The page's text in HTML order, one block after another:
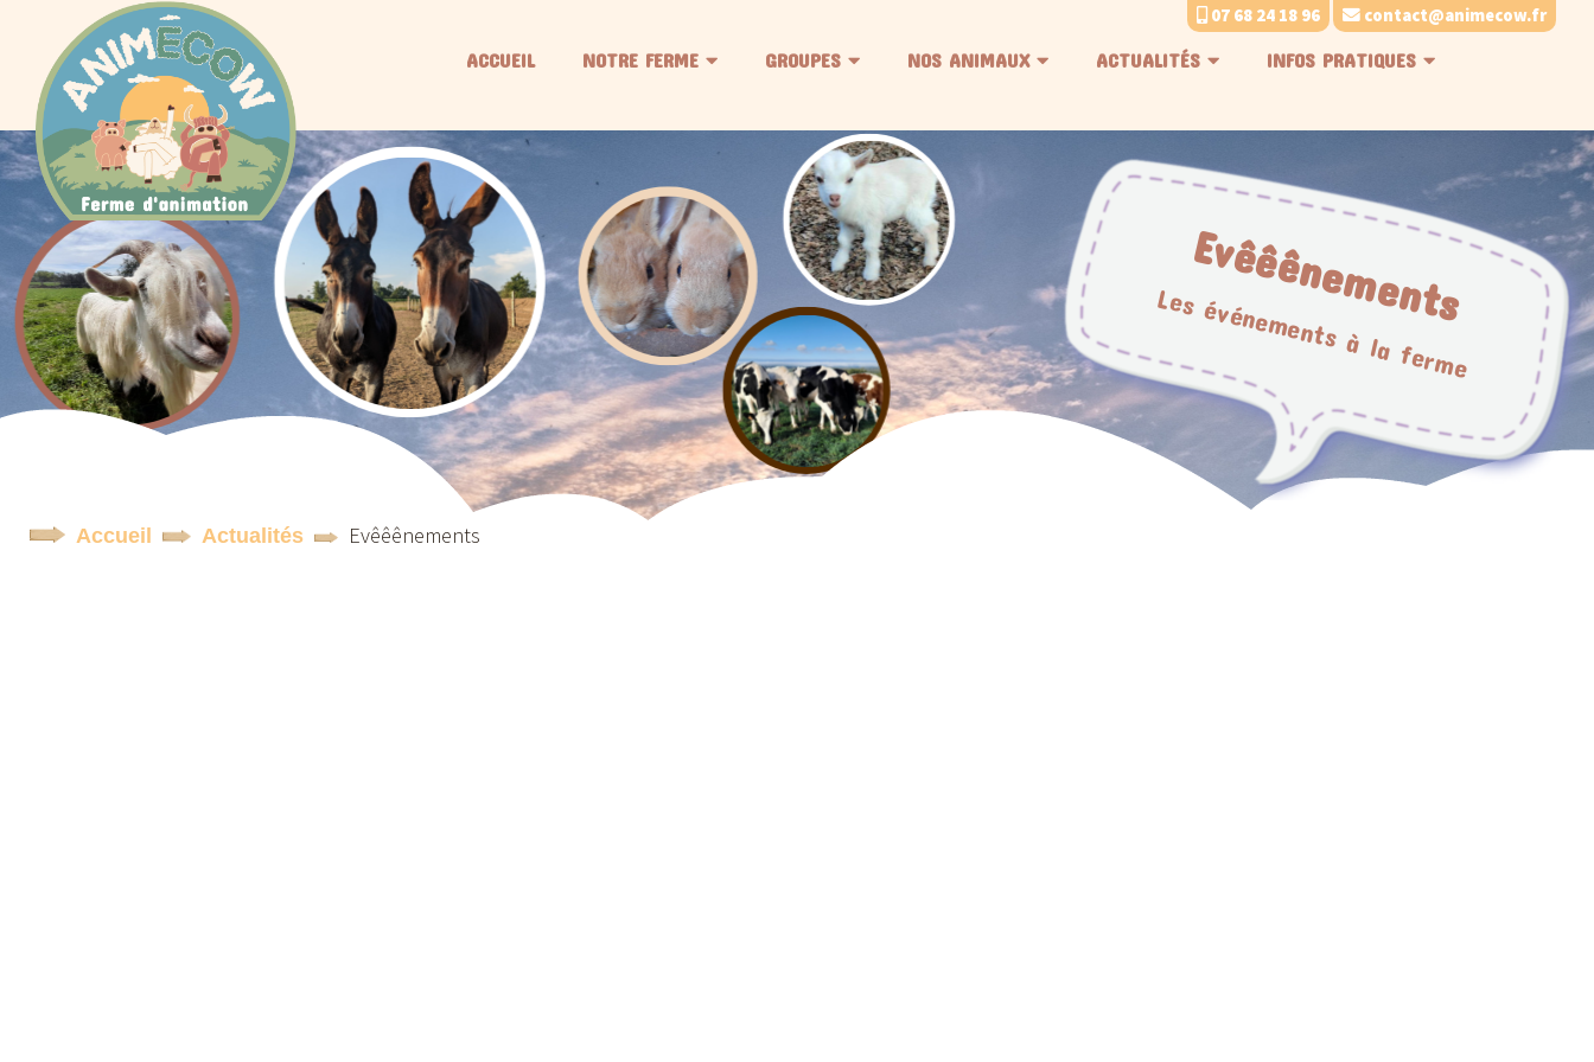
07 68 24 18 96 contact@animecow.fr
ACCUEIL NOTRE FERME GROUPES NOS ANIMAUX ACTUALITÉS INFOS PRATIQUES
Evêêênements
Les événements à la ferme
Accueil Actualités Evêêênements